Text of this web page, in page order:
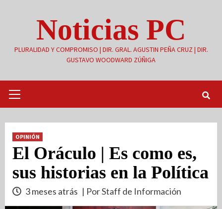
Noticias PC
PLURALIDAD Y COMPROMISO | DIR. GRAL. AGUSTIN PEÑA CRUZ | DIR.
GUSTAVO WOODWARD ZÚÑIGA
primario
OPINIÓN
El Oráculo | Es como es,
sus historias en la Política
3 meses atrás | Por Staff de Información